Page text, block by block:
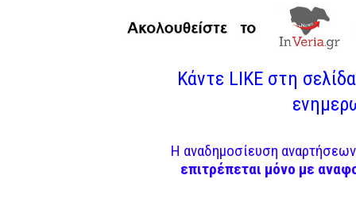
Κάντε LIKE στη
Η αναδημοσίευση
επιτρέπεται μόνο με